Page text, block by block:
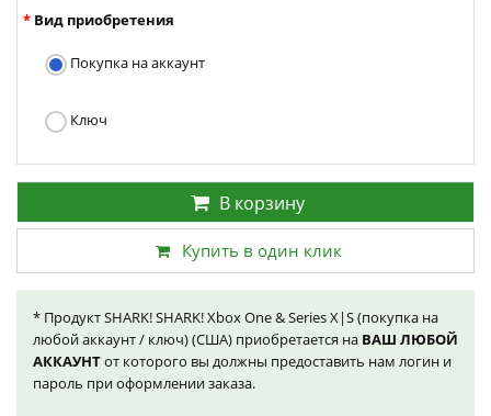
Вид приобретения
Покупка на аккаунт
Ключ
В корзину
Купить в один клик
* Продукт SHARK! SHARK! Xbox One & Series X|S (покупка на
любой аккаунт / ключ) (США) приобретается на ВАШ ЛЮБОЙ
АККАУНТот которого вы должны предоставить нам логин и
пароль при оформлении заказа.